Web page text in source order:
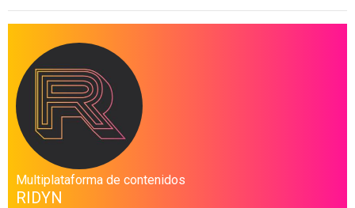
Multiplataforma de contenidos
RIDYN